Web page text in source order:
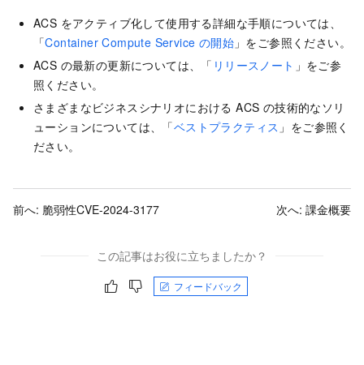
ACS をアクティブ化して使用する詳細な手順については、
「Container Compute Service の開始 」をご参照ください。
ACS の最新の更新については、「 リリースノート 」をご参
照ください。
さまざまなビジネスシナリオにおける ACS の技術的なソリ
ューションについては、「ベストプラクティス 」をご参照く
ださい。
前へ: 脆弱性CVE-2024-3177 次へ: 課金概要
この記事はお役に立ちましたか？
フィードバック